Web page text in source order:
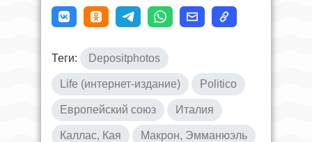
Теги: Depositphotos
Life (интернет-издание) Politico
Европейский союз Италия
Каллас, Кая Макрон, Эмманюэль